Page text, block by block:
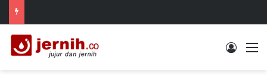
Log In